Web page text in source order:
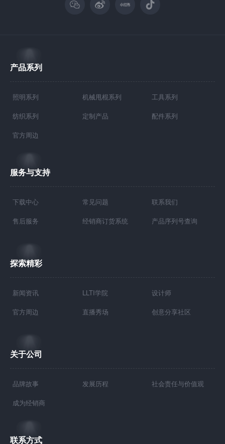
产品系列
照明系列 机械甩棍系列 工具系列
纺织系列 定制产品 配件系列
官方周边
服务与支持
下载中心 常见问题 联系我们
售后服务 经销商订货系统 产品序列号查询
探索精彩
新闻资讯 LLTI学院 设计师
官方周边 直播秀场 创意分享社区
关于公司
品牌故事 发展历程 社会责任与价值观
成为经销商
联系方式